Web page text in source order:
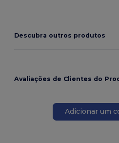
Descubra outros produtos
Avaliações de Clientes do
Adicionar um